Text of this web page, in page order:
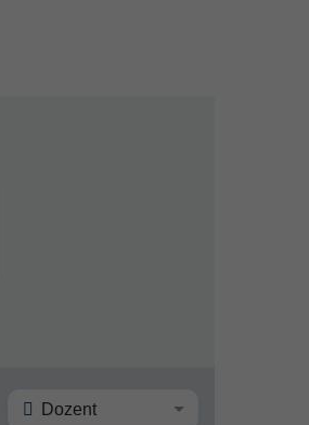
Dozent